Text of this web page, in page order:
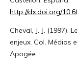
http://dx.doi.org/
Cheval, J. J. (1997).
enjeux. Col. Médias
Apogée.